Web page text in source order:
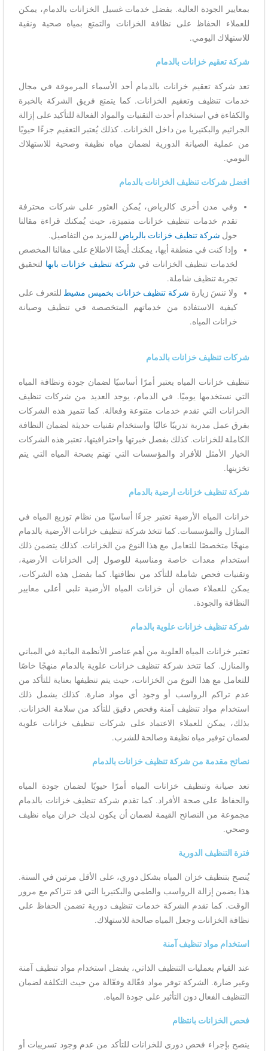
بمعايير الجودة العالية. بفضل خدمات غسيل الخزانات بالدمام، يمكن
للعملاء الحفاظ على نظافة الخزانات والتمتع بمياه صحية ونقية
للاستهلاك اليومي.
شركة تعقيم خزانات بالدمام
تعد شركة تعقيم خزانات بالدمام أحد الأسماء المرموقة في مجال
خدمات تنظيف وتعقيم الخزانات. كما يتمتع فريق الشركة بالخبرة
والكفاءة في استخدام أحدث التقنيات والمواد الفعالة للتأكيد على إزالة
الجراثيم والبكتيريا من داخل الخزانات. كذلك يُعتبر التعقيم جزءًا حيويًا
من عملية الصيانة الدورية لضمان مياه نظيفة وصحية للاستهلاك
اليومي.
افضل شركات تنظيف الخزانات بالدمام
وفي مدن أخرى كالرياض، يُمكن العثور على شركات محترفة
تقدم خدمات تنظيف خزانات متميزة، حيث يُمكنك قراءة مقالنا
حول شركة تنظيف خزانات بالرياض للمزيد من التفاصيل.
وإذا كنت في منطقة أبها، يمكنك أيضًا الاطلاع على مقالنا المخصص
لخدمات تنظيف الخزانات في شركة تنظيف خزانات بابها لتحقيق
تجربة تنظيف شاملة.
ولا تنسَ زيارة شركة تنظيف خزانات بخميس مشيط للتعرف على
كيفية الاستفادة من خدماتهم المتخصصة في تنظيف وصيانة
خزانات المياه.
شركات تنظيف خزانات بالدمام
تنظيف خزانات المياه يعتبر أمرًا أساسيًا لضمان جودة ونظافة المياه
التي نستخدمها يوميًا. في الدمام، يوجد العديد من شركات تنظيف
الخزانات التي تقدم خدمات متنوعة وفعالة. كما تتميز هذه الشركات
بفرق عمل مدربة تدريبًا عاليًا واستخدام تقنيات حديثة لضمان النظافة
الكاملة للخزانات. كذلك بفضل خبرتها واحترافيتها، تعتبر هذه الشركات
الخيار الأمثل للأفراد والمؤسسات التي تهتم بصحة المياه التي يتم
تخزينها.
شركة تنظيف خزانات ارضية بالدمام
خزانات المياه الأرضية تعتبر جزءًا أساسيًا من نظام توزيع المياه في
المنازل والمؤسسات. كما تتخذ شركة تنظيف خزانات الأرضية بالدمام
منهجًا متخصصًا للتعامل مع هذا النوع من الخزانات. كذلك يتضمن ذلك
استخدام معدات خاصة ومناسبة للوصول إلى الخزانات الأرضية،
وتقنيات فحص شاملة للتأكد من نظافتها. كما بفضل هذه الشركات،
يمكن للعملاء ضمان أن خزانات المياه الأرضية تلبي أعلى معايير
النظافة والجودة.
شركة تنظيف خزانات علوية بالدمام
تعتبر خزانات المياه العلوية من أهم عناصر الأنظمة المائية في المباني
والمنازل. كما تتخذ شركة تنظيف خزانات علوية بالدمام منهجًا خاصًا
للتعامل مع هذا النوع من الخزانات، حيث يتم تنظيفها بعناية للتأكد من
عدم تراكم الرواسب أو وجود أي مواد ضارة. كذلك يشمل ذلك
استخدام مواد تنظيف آمنة وفحص دقيق للتأكد من سلامة الخزانات.
بذلك، يمكن للعملاء الاعتماد على شركات تنظيف خزانات علوية
لضمان توفير مياه نظيفة وصالحة للشرب.
نصائح مقدمة من شركة تنظيف خزانات بالدمام
تعد صيانة وتنظيف خزانات المياه أمرًا حيويًا لضمان جودة المياه
والحفاظ على صحة الأفراد. كما تقدم شركة تنظيف خزانات بالدمام
مجموعة من النصائح القيمة لضمان أن يكون لديك خزان مياه نظيف
وصحي.
فترة التنظيف الدورية
يُنصح بتنظيف خزان المياه بشكل دوري، على الأقل مرتين في السنة.
هذا يضمن إزالة الرواسب والطمي والبكتيريا التي قد تتراكم مع مرور
الوقت. كما تقدم الشركة خدمات تنظيف دورية تضمن الحفاظ على
نظافة الخزانات وجعل المياه صالحة للاستهلاك.
استخدام مواد تنظيف آمنة
عند القيام بعمليات التنظيف الذاتي، يفضل استخدام مواد تنظيف آمنة
وغير ضارة. الشركة توفر مواد فعّالة وفعّالة من حيث التكلفة لضمان
التنظيف الفعال دون التأثير على جودة المياه.
فحص الخزانات بانتظام
ينصح بإجراء فحص دوري للخزانات للتأكد من عدم وجود تسريبات أو